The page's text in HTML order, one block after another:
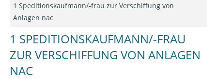
Job & Karriere
Forum
1 Speditionskaufmann/-frau zur Verschiffung von
Anlagen nac
1 SPEDITIONSKAUFMANN/-FRAU
ZUR VERSCHIFFUNG VON ANLAGEN
NAC